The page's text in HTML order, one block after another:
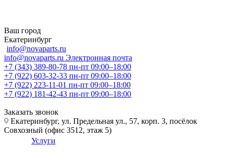
Ваш город
Екатеринбург
info@novaparts.ru
info@novaparts.ru Электронная почта
+7 (343) 389-80-78 пн-пт 09:00–18:00
+7 (922) 603-32-33 пн-пт 09:00–18:00
+7 (922) 223-11-01 пн-пт 09:00–18:00
+7 (922) 181-42-43 пн-пт 09:00–18:00
Заказать звонок
Екатеринбург, ул. Предельная ул., 57, корп. 3, посёлок
Совхозный (офис 3512, этаж 5)
Услуги